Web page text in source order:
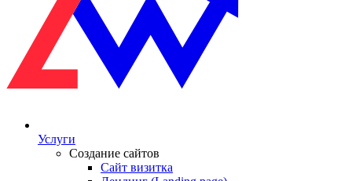
Услуги
Создание сайтов
Сайт визитка